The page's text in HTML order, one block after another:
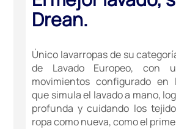
Drean.
Único lavarropas de su
de Lavado Europeo, con
movimientos configurado en
que simula el lavado a mano,
profunda y cuidando los
ropa como nueva, como el